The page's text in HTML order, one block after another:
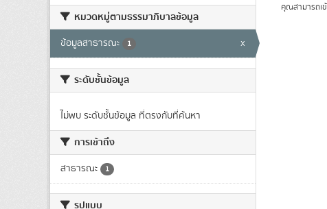
หมวดหมู่ตามธรรมาภิบาลข้อมูล
ข้อมูลสาธารณะ 1 x
ระดับชั้นข้อมูล
ไม่พบ ระดับชั้นข้อมูล ที่ตรงกับที่ค้นหา
การเข้าถึง
สาธารณะ 1
รูปแบบ
คุณสามารถเ